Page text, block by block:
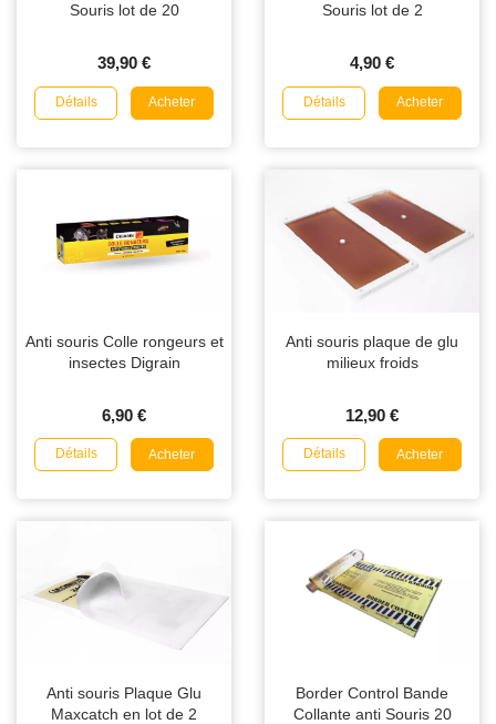
Souris lot de 20
39,90 €
Détails Acheter
Souris lot de 2
4,90 €
Détails Acheter
Anti souris Colle rongeurs et
insectes Digrain
6,90 €
Détails Acheter
Anti souris plaque de glu
milieux froids
12,90 €
Détails Acheter
Anti souris Plaque Glu
Maxcatch en lot de 2
Border Control Bande
Collante anti Souris 20